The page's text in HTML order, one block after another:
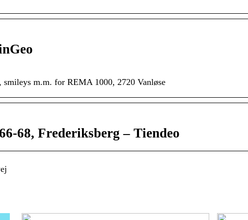
smileys m.m. for REMA 1000, 2720 Vanløse
68, Frederiksberg – Tiendeo